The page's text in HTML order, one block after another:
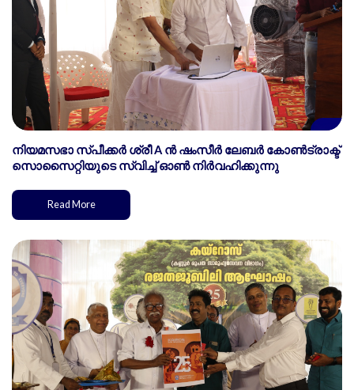
നിയമസഭാ സ്പീക്കർ ശ്രീ A ൻ ഷംസീർ ലേബർ കോൺട്രാക്ട്
സൊസൈറ്റിയുടെ സ്വിച്ച് ഓൺ നിർവഹിക്കുന്നു
Read More